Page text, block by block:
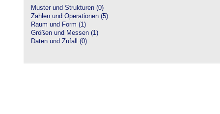
Muster und Strukturen (0)
Zahlen und Operationen (5)
Raum und Form (1)
Größen und Messen (1)
Daten und Zufall (0)